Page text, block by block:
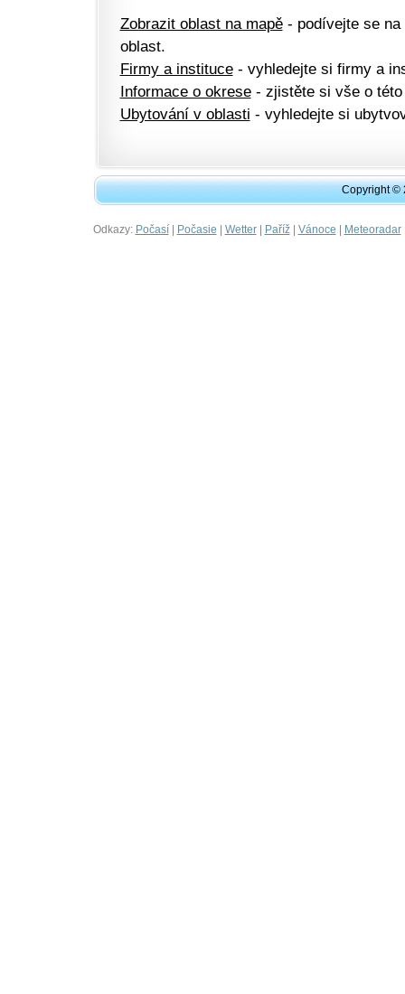
Zobrazit oblast na mapě- podívejte se na
oblast.
Firmy a instituce- vyhledejte si firmy a
Informace o okrese- zjistěte si vše o této
Ubytování v oblasti - vyhledejte si
Copyright ©
Odkazy: Počasí| Počasie | Wetter| Paříž| Vánoce | Meteoradar